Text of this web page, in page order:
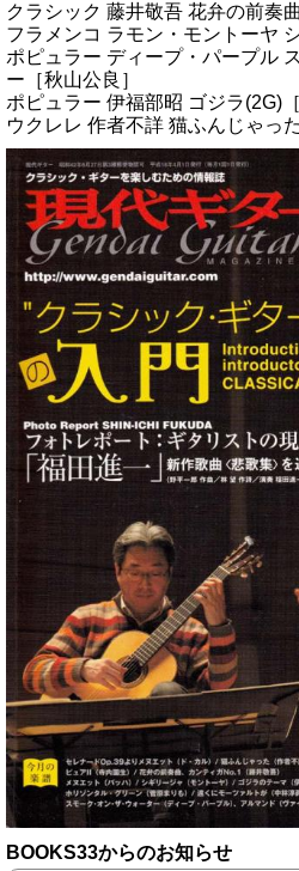
クラシック 藤井敬吾 花弁の前奏曲
フラメンコ ラモン・モントーヤ
ポピュラー ディープ・パープル
ー［秋山公良］
ポピュラー 伊福部昭 ゴジラ(2G)
ウクレレ 作者不詳 猫ふんじゃっ
BOOKS33からのお知らせ